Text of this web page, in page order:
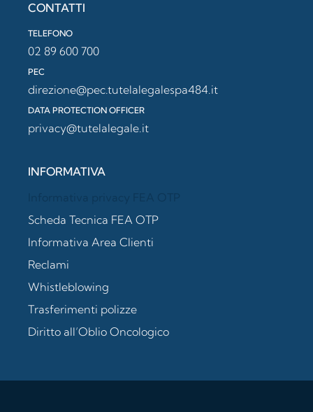
CONTATTI
TELEFONO
02 89 600 700
PEC
direzione@pec.tutelalegalespa484.it
DATA PROTECTION OFFICER
privacy@tutelalegale.it
INFORMATIVA
Scheda Tecnica FEA OTP
Informativa Area Clienti
Reclami
Whistleblowing
Trasferimenti polizze
Diritto all’Oblio Oncologico